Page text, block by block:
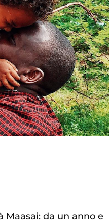
Maasai: da un anno e